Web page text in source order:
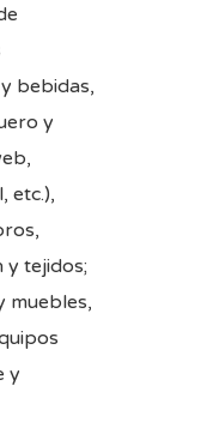
bebidas,
y
etc.),
y tejidos;
muebles,
y